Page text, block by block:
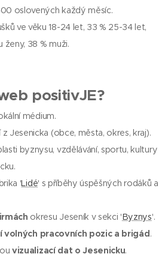
oslovených každý měsíc.
ve věku 18-24 let, 33 % 25-34 let,
ženy, 38 % muži.
positivJE?
médium.
Jesenicka (obce, města, okres, kraj).
byznysu, vzdělávání, sportu, kultury
'Lidé' s příběhy úspěšných rodáků a
okresu Jeseník v sekci 'Byznys'.
volných pracovních pozic a brigád.
vizualizací dat o Jesenicku.